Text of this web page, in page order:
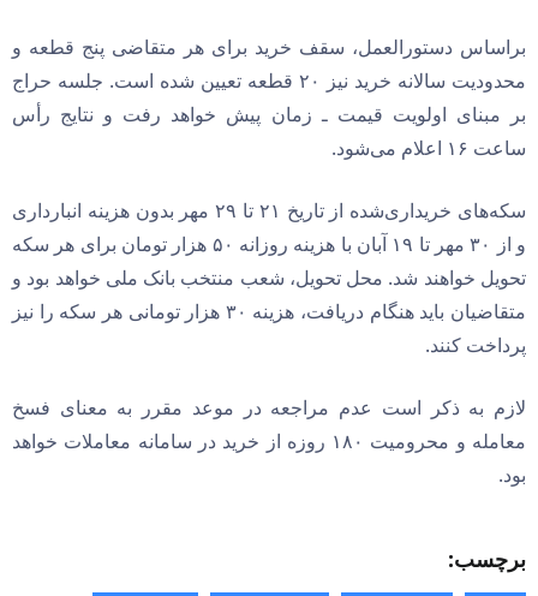
براساس دستورالعمل، سقف خرید برای هر متقاضی پنج قطعه و
محدودیت سالانه خرید نیز ۲۰ قطعه تعیین شده است. جلسه حراج
بر مبنای اولویت قیمت ـ زمان پیش خواهد رفت و نتایج رأس
ساعت ۱۶ اعلام می‌شود.
سکه‌های خریداری‌شده از تاریخ ۲۱ تا ۲۹ مهر بدون هزینه انبارداری
و از ۳۰ مهر تا ۱۹ آبان با هزینه روزانه ۵۰ هزار تومان برای هر سکه
تحویل خواهند شد. محل تحویل، شعب منتخب بانک ملی خواهد بود و
متقاضیان باید هنگام دریافت، هزینه ۳۰ هزار تومانی هر سکه را نیز
پرداخت کنند.
لازم به ذکر است عدم مراجعه در موعد مقرر به معنای فسخ
معامله و محرومیت ۱۸۰ روزه از خرید در سامانه معاملات خواهد
بود.
برچسب: